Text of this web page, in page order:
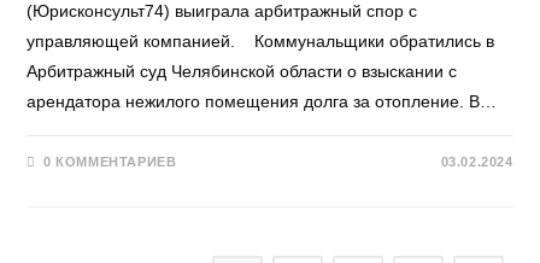
(Юрисконсульт74) выиграла арбитражный спор с
управляющей компанией. Коммунальщики обратились в
Арбитражный суд Челябинской области о взыскании с
арендатора нежилого помещения долга за отопление. В…
0 КОММЕНТАРИЕВ 03.02.2024